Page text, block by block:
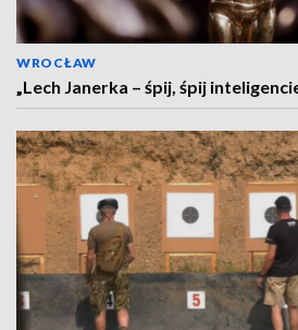
WROCŁAW
„Lech Janerka – śpij, śpij